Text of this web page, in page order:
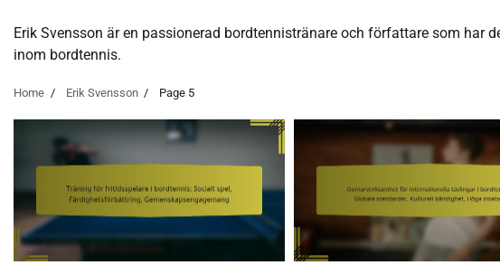
Erik Svensson är en passionerad bordtennistränare och författare som har
inom bordtennis.
Home Erik Svensson Page 5